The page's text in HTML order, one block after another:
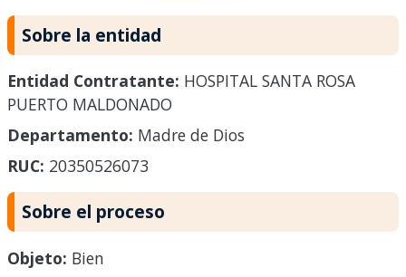
Sobre la entidad
Entidad Contratante: HOSPITAL SANTA ROSA
PUERTO MALDONADO
Departamento: Madre de Dios
RUC: 20350526073
Sobre el proceso
Objeto: Bien